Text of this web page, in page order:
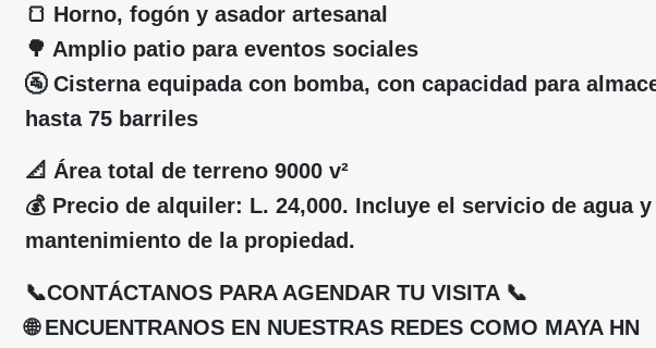
🍞 Horno, fogón y asador artesanal
🌳 Amplio patio para eventos sociales
🚰 Cisterna equipada con bomba, con capacidad para
hasta 75 barriles
📐 Área total de terreno 9000 v²
💰 Precio de alquiler: L. 24,000. Incluye el servicio de agua y
mantenimiento de la propiedad.
📞CONTÁCTANOS PARA AGENDAR TU VISITA 📞
🌐 ENCUENTRANOS EN NUESTRAS REDES COMO MAYA HN